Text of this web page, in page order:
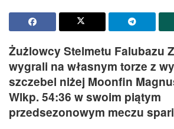
Żużlowcy Stelmetu Falubazu
wygrali na własnym torze z
szczebel niżej Moonfin
Wlkp. 54:36 w swoim piątym
przedsezonowym meczu